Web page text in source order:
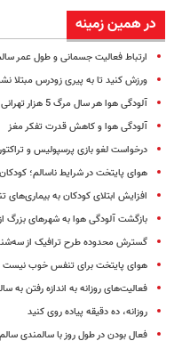
در همین زمینه
ارتباط فعالیت جسمانی و طول عمر
ورزش کنید تا به پیری زودرس مبتلا
آلودگی هوا هر سال مرگ 5 هزار تهرانی را رقم می‌زند
آلودگی هوا و کاهش قدرت تفکر مغز
درخواست لغو بازی پرسپولیس و
هوای پایتخت در شرایط ناسالم؛
افزایش ابتلای کودکان به
بازگشت آلودگی هوا به شهرهای بزرگ
گسترش محدوده طرح ترافیک از
هوای پایتخت برای تنفس خوب نیست
فعالیت‌های روزانه به اندازه رفتن به
روزانه، ده دقیقه پیاده روی کنید
فعال بودن در طول روز با سالمندی سالم